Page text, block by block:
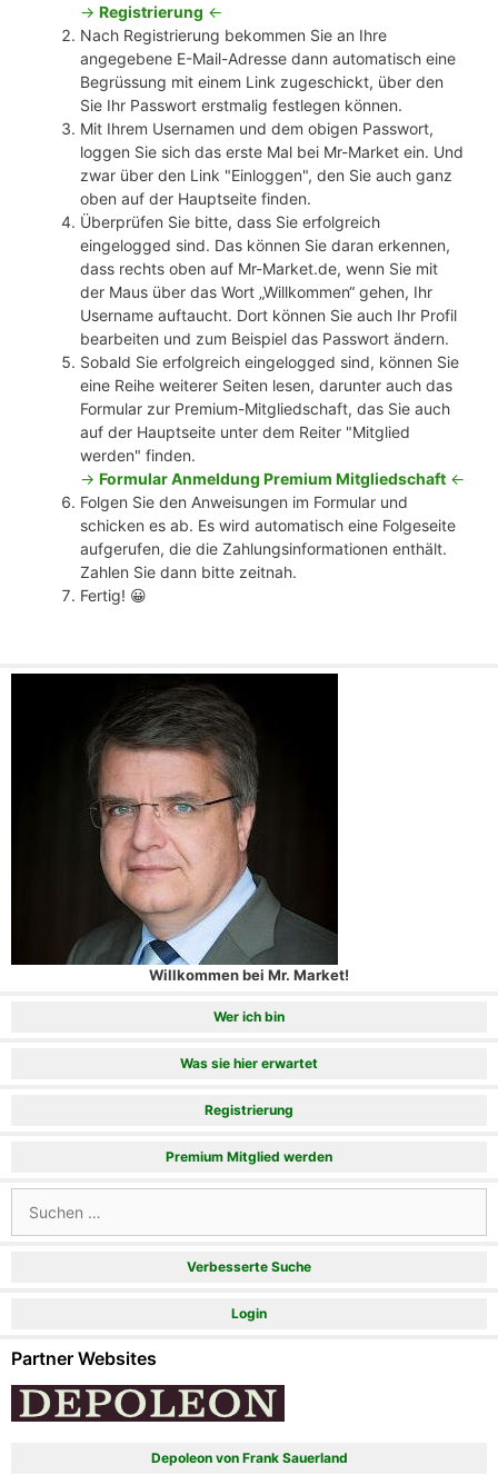
-> Registrierung <-
Nach Registrierung bekommen Sie an Ihre
angegebene E-Mail-Adresse dann automatisch eine
Begrüssung mit einem Link zugeschickt, über den
Sie Ihr Passwort erstmalig festlegen können.
Mit Ihrem Usernamen und dem obigen Passwort,
loggen Sie sich das erste Mal bei Mr-Market ein. Und
zwar über den Link "Einloggen", den Sie auch ganz
oben auf der Hauptseite finden.
Überprüfen Sie bitte, dass Sie erfolgreich
eingelogged sind. Das können Sie daran erkennen,
dass rechts oben auf Mr-Market.de, wenn Sie mit
der Maus über das Wort „Willkommen“ gehen, Ihr
Username auftaucht. Dort können Sie auch Ihr Profil
bearbeiten und zum Beispiel das Passwort ändern.
Sobald Sie erfolgreich eingelogged sind, können Sie
eine Reihe weiterer Seiten lesen, darunter auch das
Formular zur Premium-Mitgliedschaft, das Sie auch
auf der Hauptseite unter dem Reiter "Mitglied
werden" finden.
-> Formular Anmeldung Premium Mitgliedschaft <-
Folgen Sie den Anweisungen im Formular und
schicken es ab. Es wird automatisch eine Folgeseite
aufgerufen, die die Zahlungsinformationen enthält.
Zahlen Sie dann bitte zeitnah.
Fertig! 😀
Willkommen bei Mr. Market!
Wer ich bin
Was sie hier erwartet
Registrierung
Premium Mitglied werden
nach:
Verbesserte Suche
Login
Partner Websites
Depoleon von Frank Sauerland